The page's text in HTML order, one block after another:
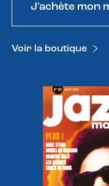
J'achète mon
Voir la boutique